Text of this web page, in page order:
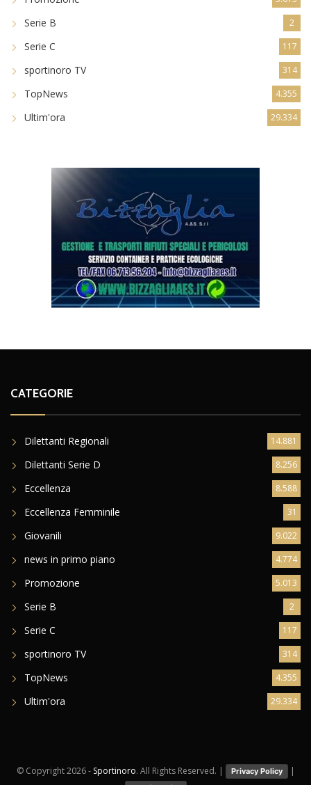
Serie B 2
Serie C 117
sportinoro TV 314
TopNews 4.355
Ultim'ora 29.334
CATEGORIE
Dilettanti Regionali 14.881
Dilettanti Serie D 8.256
Eccellenza 8.588
Eccellenza Femminile 31
Giovanili 9.022
news in primo piano 4.774
Promozione 5.013
Serie B 2
Serie C 117
sportinoro TV 314
TopNews 4.355
Ultim'ora 29.334
© Copyright2026 - Sportinoro. All Rights Reserved. | Privacy Policy